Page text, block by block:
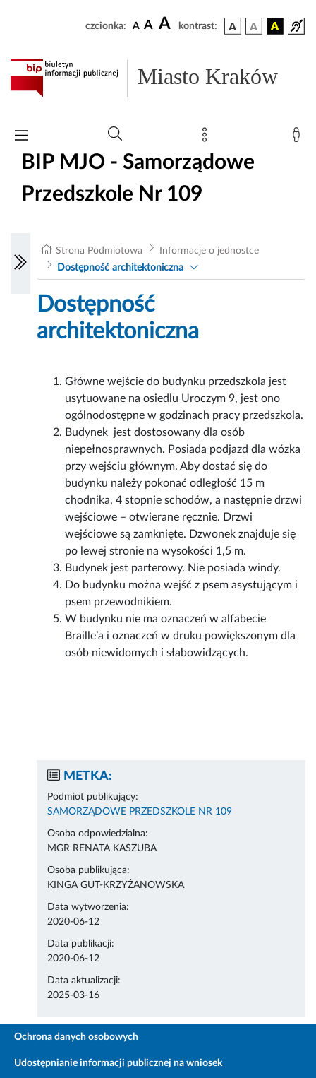
czcionka: A A A kontrast:
Miasto Kraków
BIP MJO - Samorządowe
Przedszkole Nr 109
Strona Podmiotowa
Informacje o jednostce
Dostępność architektoniczna
Dostępność
architektoniczna
Główne wejście do budynku przedszkola jest
usytuowane na osiedlu Uroczym 9, jest ono
ogólnodostępne w godzinach pracy przedszkola.
Budynek jest dostosowany dla osób
niepełnosprawnych. Posiada podjazd dla wózka
przy wejściu głównym. Aby dostać się do
budynku należy pokonać odległość 15 m
chodnika, 4 stopnie schodów, a następnie drzwi
wejściowe – otwierane ręcznie. Drzwi
wejściowe są zamknięte. Dzwonek znajduje się
po lewej stronie na wysokości 1,5 m.
Budynek jest parterowy. Nie posiada windy.
Do budynku można wejść z psem asystującym i
psem przewodnikiem.
W budynku nie ma oznaczeń w alfabecie
Braille’a i oznaczeń w druku powiększonym dla
osób niewidomych i słabowidzących.
METKA:
Podmiot publikujący:
SAMORZĄDOWE PRZEDSZKOLE NR 109
Osoba odpowiedzialna:
MGR RENATA KASZUBA
Osoba publikująca:
KINGA GUT-KRZYŻANOWSKA
Data wytworzenia:
2020-06-12
Data publikacji:
2020-06-12
Data aktualizacji:
2025-03-16
Ochrona danych osobowych
Udostępnianie informacji publicznej na wniosek